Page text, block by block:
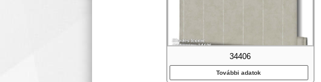
34406
További adatok